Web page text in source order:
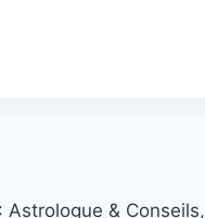
& Conseils,